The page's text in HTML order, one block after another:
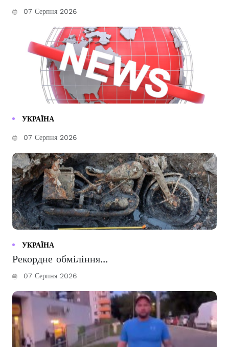
07 Серпня 2026
УКРАЇНА
07 Серпня 2026
УКРАЇНА
Рекордне обміління...
07 Серпня 2026